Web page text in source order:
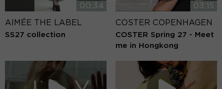
00:34
AIMÉE THE LABEL
SS27 collection
03:15
COSTER COPENHAGEN
COSTER Spring 27 - Meet
me in Hongkong